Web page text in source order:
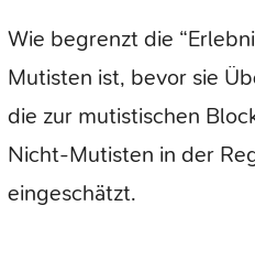
Wie begrenzt die
Mutisten ist, bevor sie
die zur mutistischen
Nicht-Mutisten in der
eingeschätzt.